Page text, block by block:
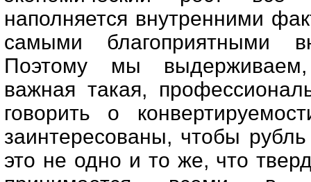
наполняется внутренними
самыми благоприятными
Поэтому мы выдерживаем,
важная такая,
говорить о
заинтересованы, чтобы
это не одно и то же, что